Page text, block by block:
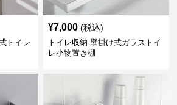
トイレ
¥7,000 (税込)
トイレ収納 壁掛け式ガラストイ
レ小物置き棚